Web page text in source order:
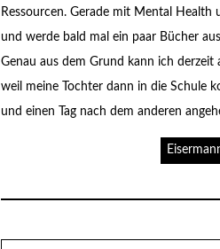
Ressourcen. Gerade mit Mental
und werde bald mal ein paar Bücher
Genau aus dem Grund kann ich
weil meine Tochter dann in die Schule
und einen Tag nach dem anderen